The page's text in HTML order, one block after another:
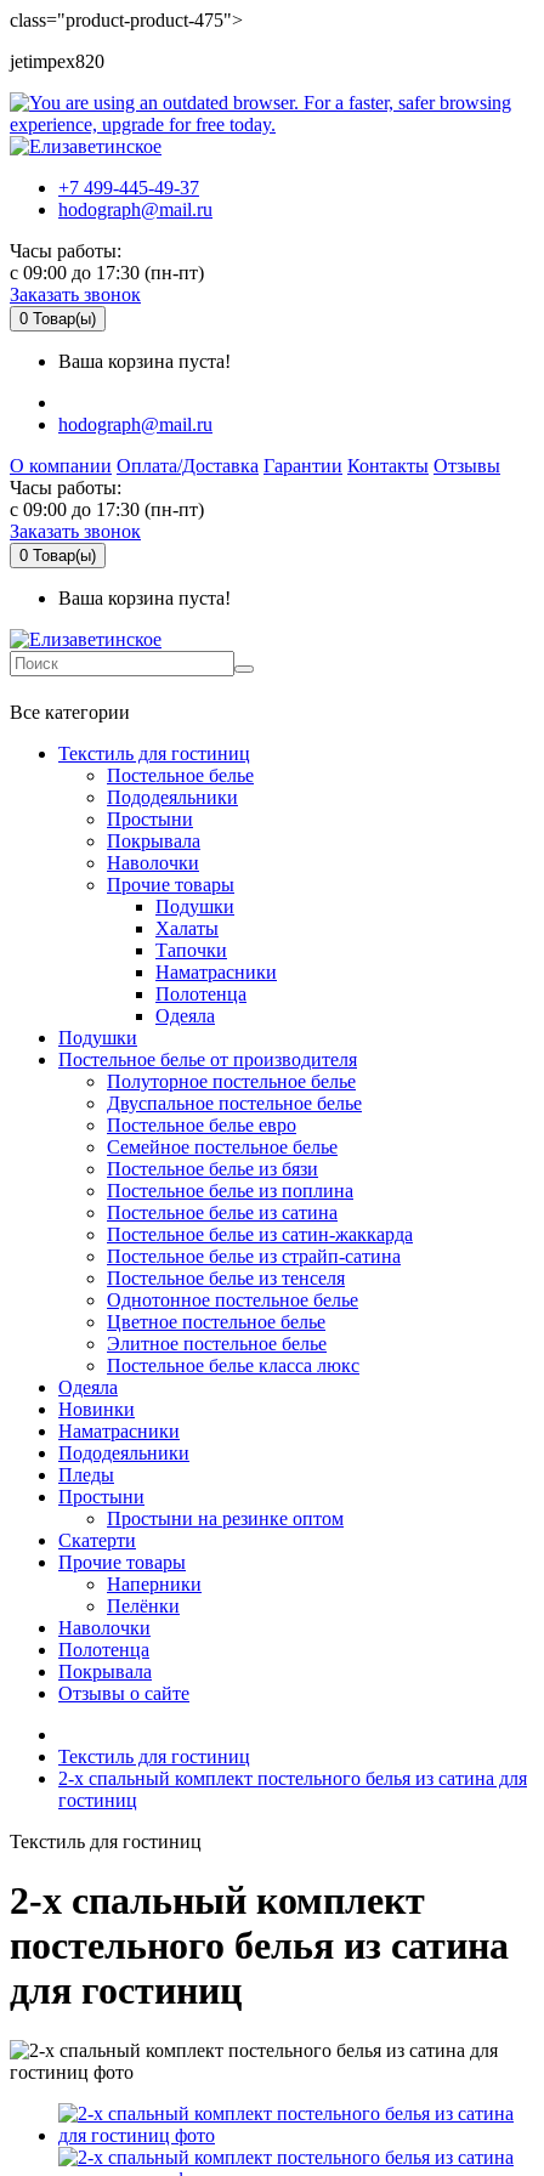
class="product-product-475">
jetimpex820
+7 499-445-49-37
hodograph@mail.ru
Часы работы:
c 09:00 до 17:30 (пн-пт)
Заказать звонок
0 Товар(ы)
Ваша корзина пуста!
hodograph@mail.ru
О компании Оплата/Доставка Гарантии Контакты Отзывы
Часы работы:
c 09:00 до 17:30 (пн-пт)
Заказать звонок
0 Товар(ы)
Ваша корзина пуста!
Все категории
Текстиль для гостиниц
Постельное белье
Пододеяльники
Простыни
Покрывала
Наволочки
Прочие товары
Подушки
Халаты
Тапочки
Наматрасники
Полотенца
Одеяла
Подушки
Постельное белье от производителя
Полуторное постельное белье
Двуспальное постельное белье
Постельное белье евро
Семейное постельное белье
Постельное белье из бязи
Постельное белье из поплина
Постельное белье из сатина
Постельное белье из сатин-жаккарда
Постельное белье из страйп-сатина
Постельное белье из тенселя
Однотонное постельное белье
Цветное постельное белье
Элитное постельное белье
Постельное белье класса люкс
Одеяла
Новинки
Наматрасники
Пододеяльники
Пледы
Простыни
Простыни на резинке оптом
Скатерти
Прочие товары
Наперники
Пелёнки
Наволочки
Полотенца
Покрывала
Отзывы о сайте
Текстиль для гостиниц
2-х спальный комплект постельного белья из сатина для
гостиниц
Текстиль для гостиниц
2-х спальный комплект
постельного белья из сатина
для гостиниц